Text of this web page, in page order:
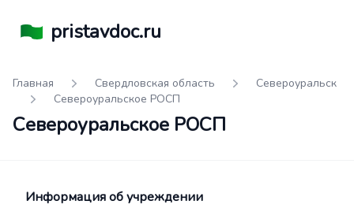
pristavdoc.ru
Главная Свердловская область
Североуральск
Североуральское РОСП
Североуральское РОСП
Информация об учреждении